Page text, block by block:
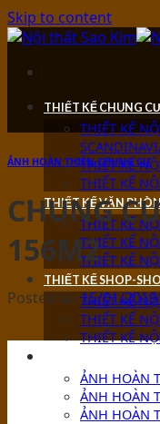
Skip to content
THIẾT KẾ CHUNG
THIẾT KẾ
THIẾT KẾ
THIẾT KẾ
THIẾT KẾ VĂN
THIẾT KẾ
THIẾT KẾ
THIẾT KẾ
THIẾT KẾ SHOP-
THIẾT KẾ
THIẾT KẾ
THIẾT KẾ
ẢNH HOÀN
ẢNH HOÀN
ẢNH HOÀN
ẢNH HOÀN THIỆN CHUNG CƯ
CHUNG
156M2
Posted on15/01/2019